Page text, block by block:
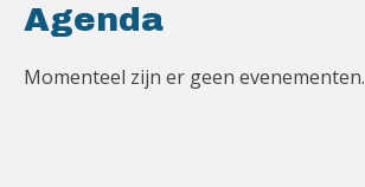
Agenda
Momenteel zijn er geen evenementen.